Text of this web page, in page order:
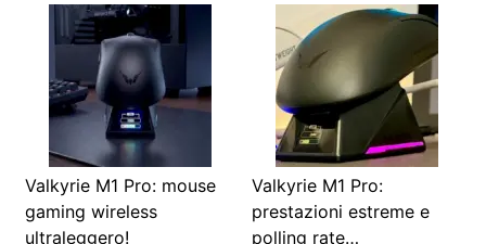
Valkyrie M1 Pro: mouse
gaming wireless
ultraleggero!
Valkyrie M1 Pro:
prestazioni estreme e
polling rate…